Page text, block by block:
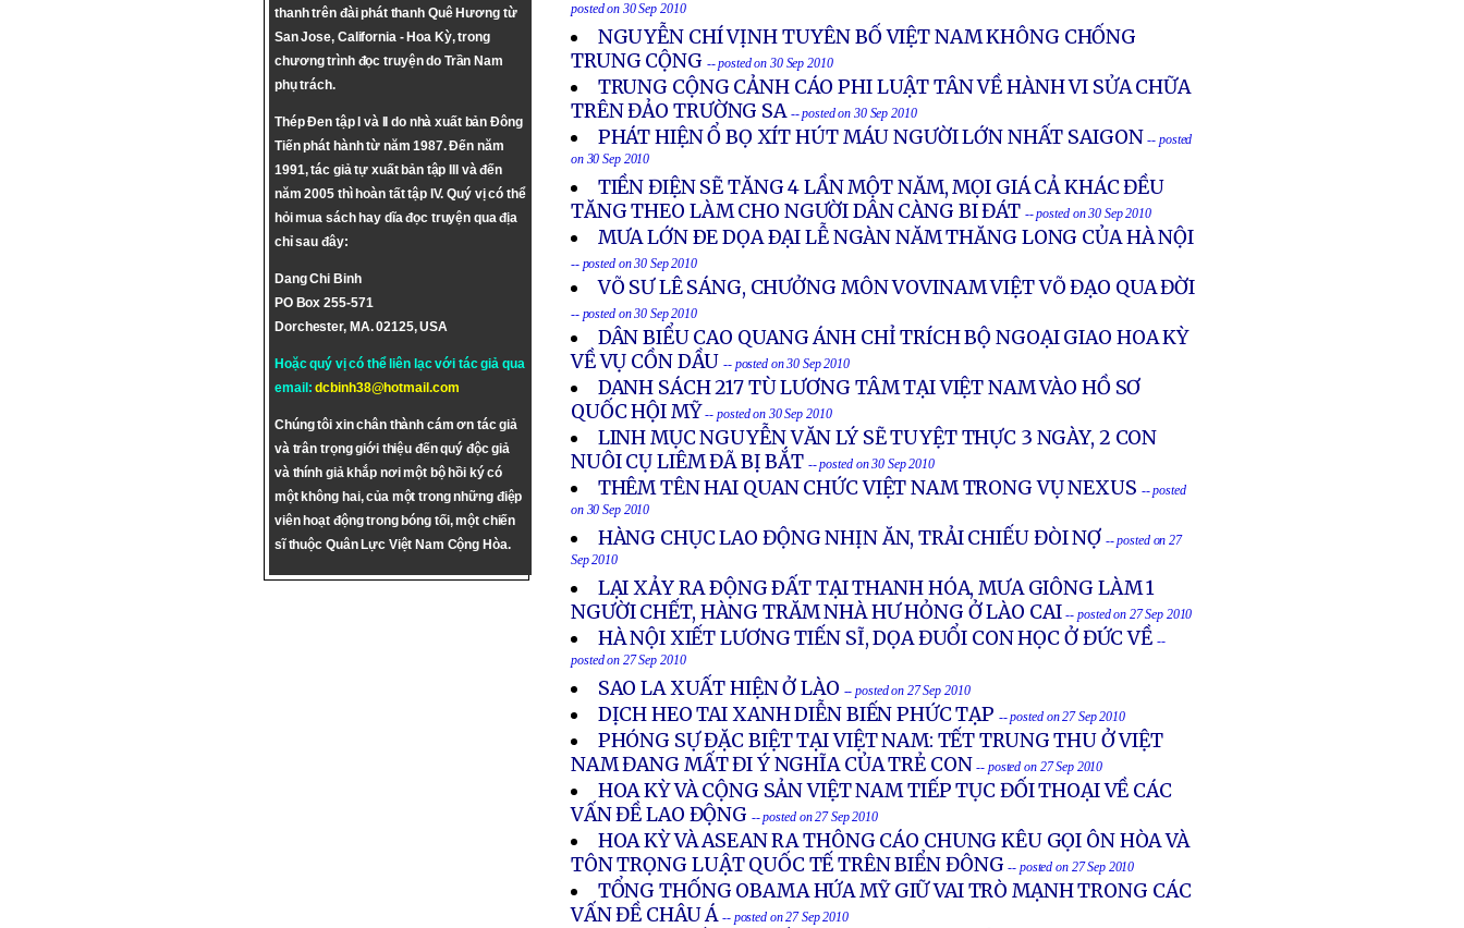
thanh trên đài phát thanh Quê Hương từ
San Jose, California - Hoa Kỳ, trong
chương trình đọc truyện do Trần Nam
phụ trách.
Thép Đen tập I và II do nhà xuất bản Đông
Tiến phát hành từ năm 1987. Đến năm
1991, tác giả tự xuất bản tập III và đến
năm 2005 thì hoàn tất tập IV. Quý vị có thể
hỏi mua sách hay dĩa đọc truyện qua địa
chỉ sau đây:
Dang Chi Binh
PO Box 255-571
Dorchester, MA. 02125, USA
Hoặc quý vị có thể liên lạc với tác giả qua
email:dcbinh38@hotmail.com
Chúng tôi xin chân thành cám ơn tác giả
và trân trọng giới thiệu đến quý độc giả
và thính giả khắp nơi một bộ hồi ký có
một không hai, của một trong những điệp
viên hoạt động trong bóng tối, một chiến
sĩ thuộc Quân Lực Việt Nam Cộng Hòa.
posted on 30 Sep 2010
NGUYỄN CHÍ VỊNH TUYÊN BỐ VIỆT NAM KHÔNG CHỐNG
TRUNG CỘNG -- posted on 30 Sep 2010
TRUNG CỘNG CẢNH CÁO PHI LUẬT TÂN VỀ HÀNH VI SỬA CHỮA
TRÊN ĐẢO TRƯỜNG SA -- posted on 30 Sep 2010
PHÁT HIỆN Ổ BỌ XÍT HÚT MÁU NGƯỜI LỚN NHẤT SAIGON-- posted
on 30 Sep 2010
TIỀN ĐIỆN SẼ TĂNG 4 LẦN MỘT NĂM, MỌI GIÁ CẢ KHÁC ĐỀU
TĂNG THEO LÀM CHO NGƯỜI DÂN CÀNG BI ĐÁT -- posted on 30 Sep 2010
MƯA LỚN ÐE DỌA ÐẠI LỄ NGÀN NĂM THĂNG LONG CỦA HÀ NỘI
-- posted on 30 Sep 2010
VÕ SƯ LÊ SÁNG, CHƯỞNG MÔN VOVINAM VIỆT VÕ ĐẠO QUA ĐỜI
-- posted on 30 Sep 2010
DÂN BIỂU CAO QUANG ÁNH CHỈ TRÍCH BỘ NGOẠI GIAO HOA KỲ
VỀ VỤ CỒN DẦU-- posted on 30 Sep 2010
DANH SÁCH 217 TÙ LƯƠNG TÂM TẠI VIỆT NAM VÀO HỒ SƠ
QUỐC HỘI MỸ -- posted on 30 Sep 2010
LINH MỤC NGUYỄN VĂN LÝ SẼ TUYỆT THỰC 3 NGÀY, 2 CON
NUÔI CỤ LIÊM ĐÃ BỊ BẮT -- posted on 30 Sep 2010
THÊM TÊN HAI QUAN CHỨC VIỆT NAM TRONG VỤ NEXUS -- posted
on 30 Sep 2010
HÀNG CHỤC LAO ĐỘNG NHỊN ĂN, TRẢI CHIẾU ĐÒI NỢ -- posted on 27
Sep 2010
LẠI XẢY RA ÐỘNG ÐẤT TẠI THANH HÓA, MƯA GIÔNG LÀM 1
NGƯỜI CHẾT, HÀNG TRĂM NHÀ HƯ HỎNG Ở LÀO CAI -- posted on 27 Sep 2010
HÀ NỘI XIẾT LƯƠNG TIẾN SĨ, DỌA ĐUỔI CON HỌC Ở ĐỨC VỀ --
posted on 27 Sep 2010
SAO LA XUẤT HIỆN Ở LÀO -- posted on 27 Sep 2010
DỊCH HEO TAI XANH DIỄN BIẾN PHỨC TẠP -- posted on 27 Sep 2010
PHÓNG SỰ ĐẶC BIỆT TẠI VIỆT NAM: TẾT TRUNG THU Ở VIỆT
NAM ĐANG MẤT ĐI Ý NGHĨA CỦA TRẺ CON -- posted on 27 Sep 2010
HOA KỲ VÀ CỘNG SẢN VIỆT NAM TIẾP TỤC ĐỐI THOẠI VỀ CÁC
VẤN ĐỀ LAO ĐỘNG -- posted on 27 Sep 2010
HOA KỲ VÀ ASEAN RA THÔNG CÁO CHUNG KÊU GỌI ÔN HÒA VÀ
TÔN TRỌNG LUẬT QUỐC TẾ TRÊN BIỂN ĐÔNG -- posted on 27 Sep 2010
TỔNG THỐNG OBAMA HỨA MỸ GIỮ VAI TRÒ MẠNH TRONG CÁC
VẤN ĐỀ CHÂU Á -- posted on 27 Sep 2010